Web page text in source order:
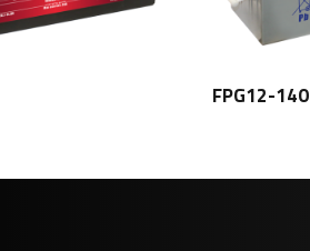
FPG12-140